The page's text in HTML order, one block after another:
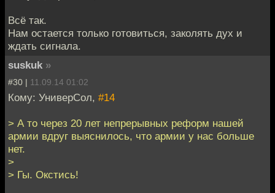
Всё так.
Нам остается только готовиться, заколять дух и
ждать сигнала.
suskuk »
#30 | 11.09.14 01:02
Кому: УниверСол, #14
> А то через 20 лет непрерывных реформ нашей
армии вдруг выяснилось, что армии у нас больше
нет.
>
> Гы. Окстись!